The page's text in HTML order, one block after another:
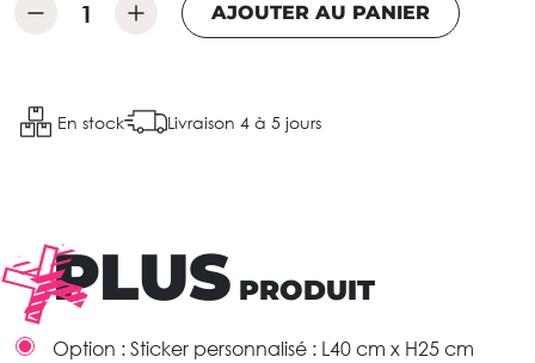
AJOUTER AU PANIER
En stock Livraison 4 à 5 jours
PLUS PRODUIT
Option : Sticker personnalisé : L40 cm x H25 cm